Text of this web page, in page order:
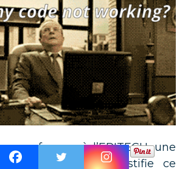
professeur à l’EPITECH, une
de 42, justifie ce